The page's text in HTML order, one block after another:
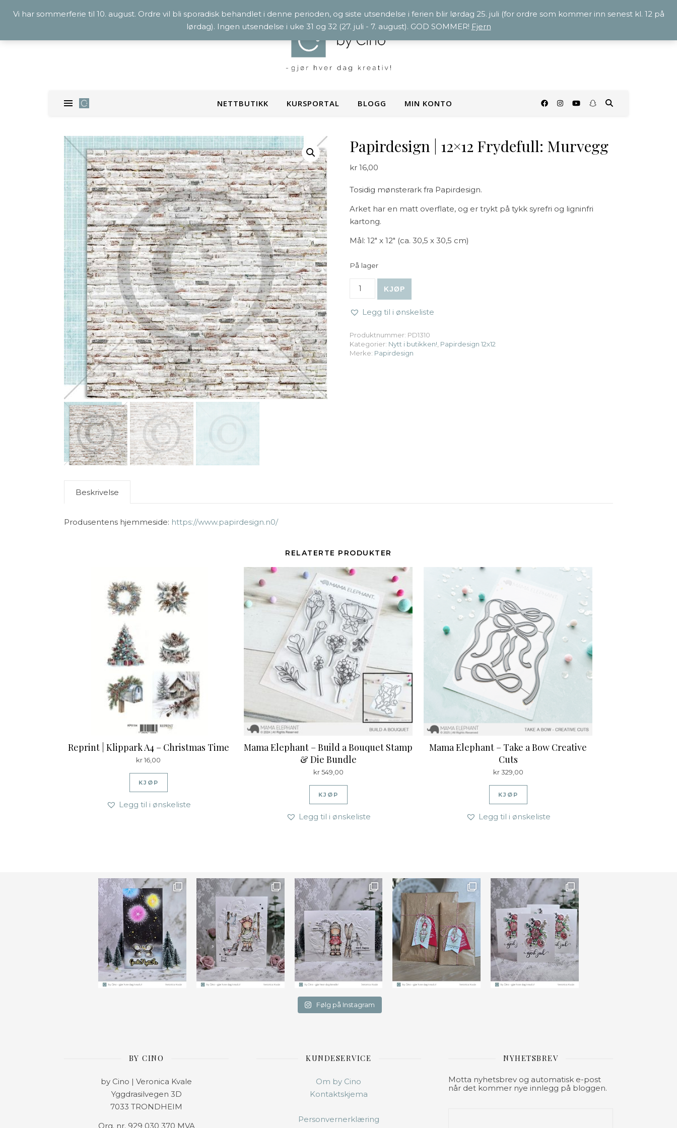
NETTBUTIKK KURSPORTAL BLOGG MIN KONTO
Papirdesign | 12×12 Frydefull: Murvegg
kr16,00
Tosidig mønsterark fra Papirdesign.
Arket har en matt overflate, og er trykt på tykk syrefri og ligninfri
kartong.
Mål: 12″ x 12″ (ca. 30,5 x 30,5 cm)
På lager
KJØP
Legg til i ønskeliste
Produktnummer: PD1310
Kategorier: Nytt i butikken! Papirdesign 12x12
Merke: Papirdesign
Beskrivelse
Produsentens hjemmeside: https://www.papirdesign.n0/
RELATERTE PRODUKTER
Reprint | Klippark A4 – Christmas Time
kr16,00
KJØP
Legg til i ønskeliste
Mama Elephant – Build a Bouquet Stamp
& Die Bundle
kr549,00
KJØP
Legg til i ønskeliste
Mama Elephant – Take a Bow Creative
Cuts
kr329,00
KJØP
Legg til i ønskeliste
Ønsk Farge
Følg på Instagram
BY CINO
by Cino | Veronica Kvale
Yggdrasilvegen 3D
7033 TRONDHEIM
Org. nr. 929 030 370 MVA
KUNDESERVICE
Om by Cino
Kontaktskjema
Personvernerklæring
NYHETSBREV
Motta nyhetsbrev og automatisk e-post
når det kommer nye innlegg på bloggen.
Vi har sommerferie til 10. august. Ordre vil bli sporadisk behandlet i denne perioden, og siste utsendelse i ferien blir lørdag 25. juli (for ordre som kommer inn senest kl. 12 på
lørdag). Ingen utsendelse i uke 31 og 32 (27. juli - 7. august). GOD SOMMER! Fjern